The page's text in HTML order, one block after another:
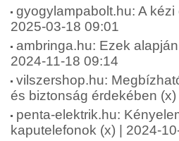
gyogylampabolt.hu: A
2025-03-18 09:01
ambringa.hu: Ezek
2024-11-18 09:14
vilszershop.hu:
és biztonság érdekében
penta-elektrik.hu:
kaputelefonok (x) | 2024-